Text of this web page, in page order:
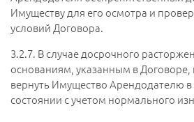
Имуществу для его осмотра и
условий Договора.
3.2.7. В случае досрочного
основаниям, указанным в
вернуть Имущество Арендодателю
состоянии с учетом нормального